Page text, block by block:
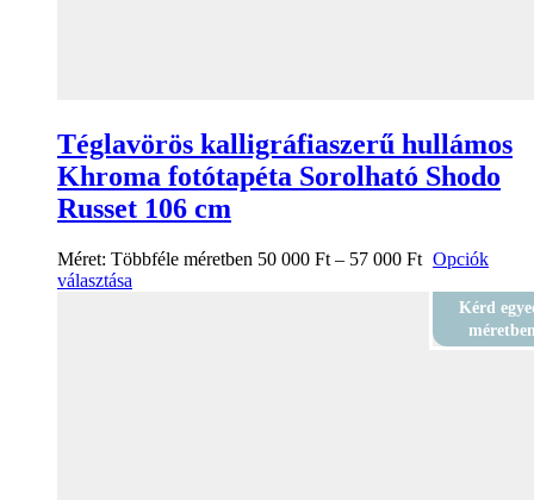
Téglavörös kalligráfiaszerű hullámos
Khroma fotótapéta Sorolható Shodo
Russet 106 cm
Méret: Többféle méretben 50 000 Ft – 57 000 Ft Opciók
választása
Kérd